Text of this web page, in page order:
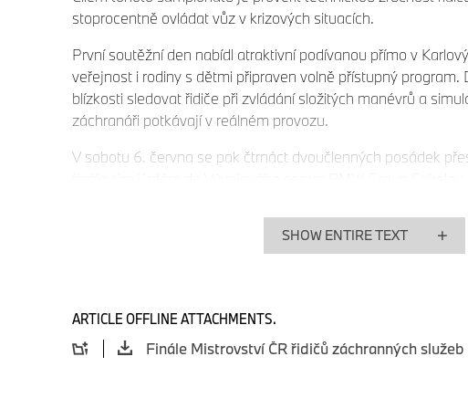
stoprocentně ovládat vůz v krizových situacích.
První soutěžní den nabídl atraktivní podívanou přímo v
veřejnost i rodiny s dětmi připraven volně přístupný program.
blízkosti sledovat řidiče při zvládání složitých manévrů a
záchranáři potkávají v reálném provozu.
V sobotu 6. června se pak čtrnáct dvoučlenných posádek
površích. Z bezpečnostních a kapacitních důvodů byla
stoupání, přesný slalom a parkování na vyhrazeném
jízda městským prostředím nebo zkouška zaměřená na
SHOW ENTIRE TEXT
ARTICLE OFFLINE ATTACHMENTS.